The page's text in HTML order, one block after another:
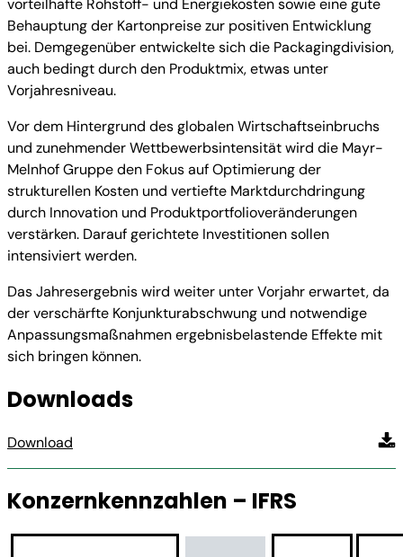
vorteilhafte Rohstoff- und Energiekosten sowie eine gute
Behauptung der Kartonpreise zur positiven Entwicklung
bei. Demgegenüber entwickelte sich die Packagingdivision,
auch bedingt durch den Produktmix, etwas unter
Vorjahresniveau.
Vor dem Hintergrund des globalen Wirtschaftseinbruchs
und zunehmender Wettbewerbsintensität wird die Mayr-
Melnhof Gruppe den Fokus auf Optimierung der
strukturellen Kosten und vertiefte Marktdurchdringung
durch Innovation und Produktportfolioveränderungen
verstärken. Darauf gerichtete Investitionen sollen
intensiviert werden.
Das Jahresergebnis wird weiter unter Vorjahr erwartet, da
der verschärfte Konjunkturabschwung und notwendige
Anpassungsmaßnahmen ergebnisbelastende Effekte mit
sich bringen können.
Downloads
Download
Konzernkennzahlen – IFRS